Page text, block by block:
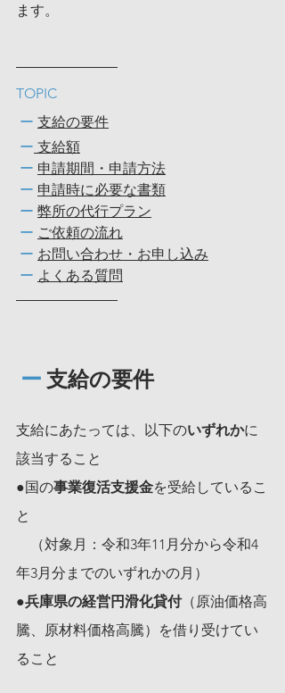
ます。
TOPIC
ー 支給の要件
ー 支給額
ー 申請期間・申請方法
ー 申請時に必要な書類
ー 弊所の代行プラン
ー ご依頼の流れ
ー お問い合わせ・お申し込み
ー よくある質問
ー 支給の要件
支給にあたっては、以下のいずれかに
該当すること
●国の事業復活支援金を受給しているこ
と
（対象月：令和3年11月分から令和4
年3月分までのいずれかの月）
●兵庫県の経営円滑化貸付（原油価格高
騰、原材料価格高騰）を借り受けてい
ること